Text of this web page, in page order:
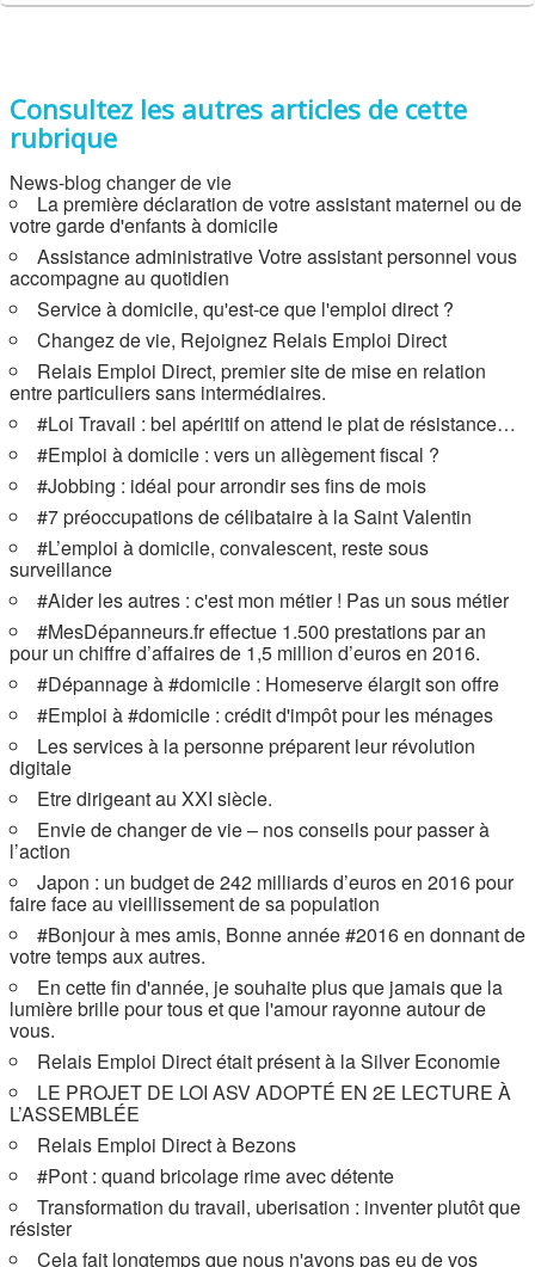
Consultez les autres articles de cette
rubrique
News-blog changer de vie
La première déclaration de votre assistant maternel ou de
votre garde d'enfants à domicile
Assistance administrative Votre assistant personnel vous
accompagne au quotidien
Service à domicile, qu'est-ce que l'emploi direct ?
Changez de vie, Rejoignez Relais Emploi Direct
Relais Emploi Direct, premier site de mise en relation
entre particuliers sans intermédiaires.
#Loi Travail : bel apéritif on attend le plat de résistance…
#Emploi à domicile : vers un allègement fiscal ?
#Jobbing : idéal pour arrondir ses fins de mois
#7 préoccupations de célibataire à la Saint Valentin
#L’emploi à domicile, convalescent, reste sous
surveillance
#Aider les autres : c'est mon métier ! Pas un sous métier
#MesDépanneurs.fr effectue 1.500 prestations par an
pour un chiffre d’affaires de 1,5 million d’euros en 2016.
#Dépannage à #domicile : Homeserve élargit son offre
#Emploi à #domicile : crédit d'impôt pour les ménages
Les services à la personne préparent leur révolution
digitale
Etre dirigeant au XXI siècle.
Envie de changer de vie – nos conseils pour passer à
l’action
Japon : un budget de 242 milliards d’euros en 2016 pour
faire face au vieillissement de sa population
#Bonjour à mes amis, Bonne année #2016 en donnant de
votre temps aux autres.
En cette fin d'année, je souhaite plus que jamais que la
lumière brille pour tous et que l'amour rayonne autour de
vous.
Relais Emploi Direct était présent à la Silver Economie
LE PROJET DE LOI ASV ADOPTÉ EN 2E LECTURE À
L’ASSEMBLÉE
Relais Emploi Direct à Bezons
#Pont : quand bricolage rime avec détente
Transformation du travail, uberisation : inventer plutôt que
résister
Cela fait longtemps que nous n'avons pas eu de vos